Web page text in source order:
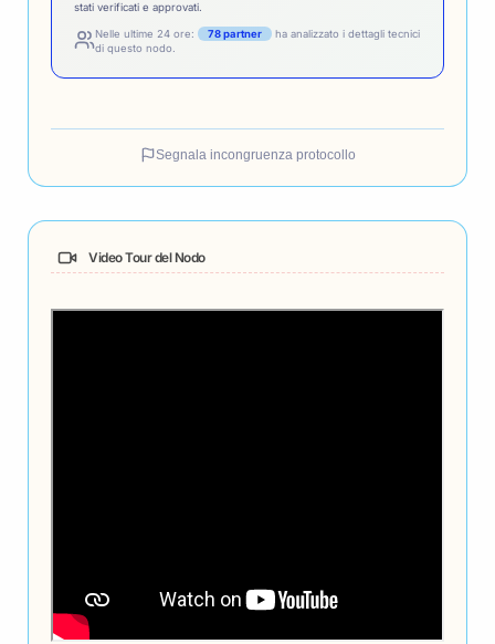
stati verificati e approvati.
Nelle ultime 24 ore: 78 partner
ha analizzato i dettagli tecnici
di questo nodo.
Segnala incongruenza protocollo
Video Tour del Nodo